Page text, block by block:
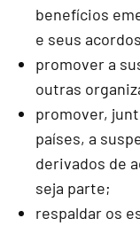
benefícios
e seus
promover a
outras
promover,
países, a
derivados de
seja parte;
respaldar os